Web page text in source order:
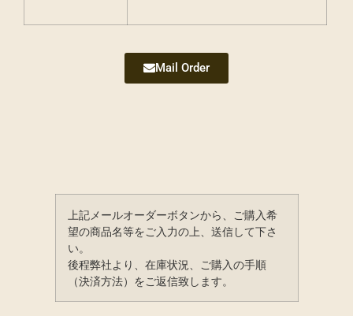
Mail Order
上記メールオーダーボタンから、ご購入希
望の商品名等をご入力の上、送信して下さ
い。
後程弊社より、在庫状況、ご購入の手順
（決済方法）をご返信致します。